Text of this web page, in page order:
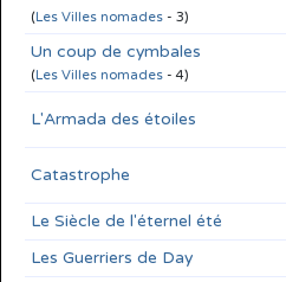
(Les Villes nomades - 3)
Un coup de cymbales
(Les Villes nomades - 4)
L'Armada des étoiles
Catastrophe
Le Siècle de l'éternel été
Les Guerriers de Day